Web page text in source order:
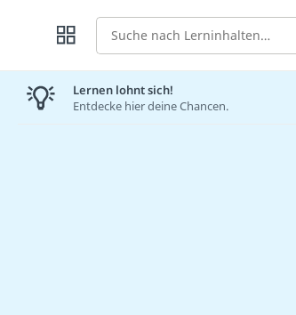
Suche
Lernen lohnt sich!
Entdecke hier deine Chancen.